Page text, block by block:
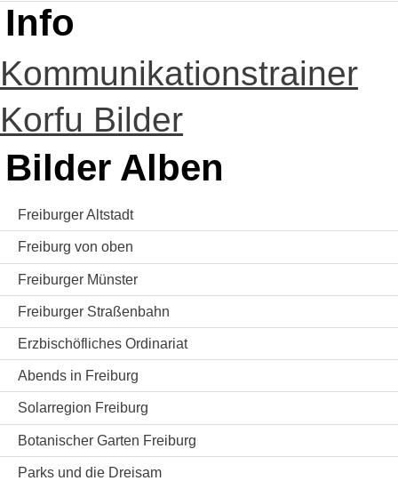
Info
Kommunikationstrainer
Korfu Bilder
Bilder Alben
Freiburger Altstadt
Freiburg von oben
Freiburger Münster
Freiburger Straßenbahn
Erzbischöfliches Ordinariat
Abends in Freiburg
Solarregion Freiburg
Botanischer Garten Freiburg
Parks und die Dreisam